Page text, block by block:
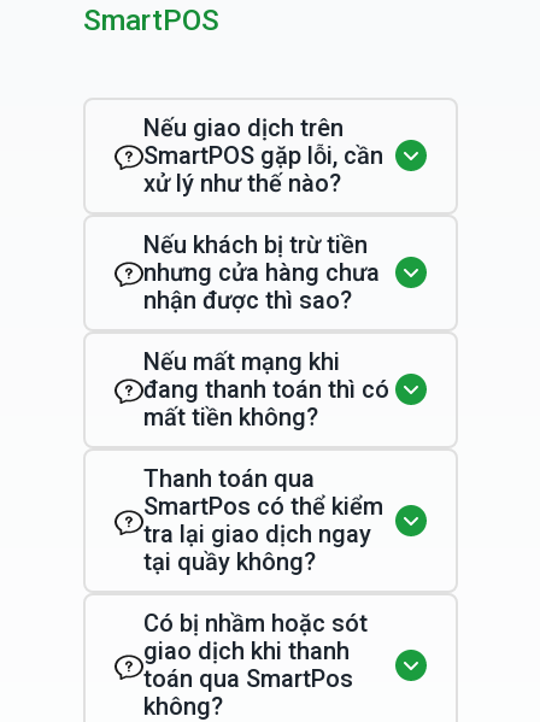
SmartPOS
Nếu giao dịch trên
SmartPOS gặp lỗi, cần
xử lý như thế nào?
Nếu khách bị trừ tiền
nhưng cửa hàng chưa
nhận được thì sao?
Nếu mất mạng khi
đang thanh toán thì có
mất tiền không?
Thanh toán qua
SmartPos có thể kiểm
tra lại giao dịch ngay
tại quầy không?
Có bị nhầm hoặc sót
giao dịch khi thanh
toán qua SmartPos
không?